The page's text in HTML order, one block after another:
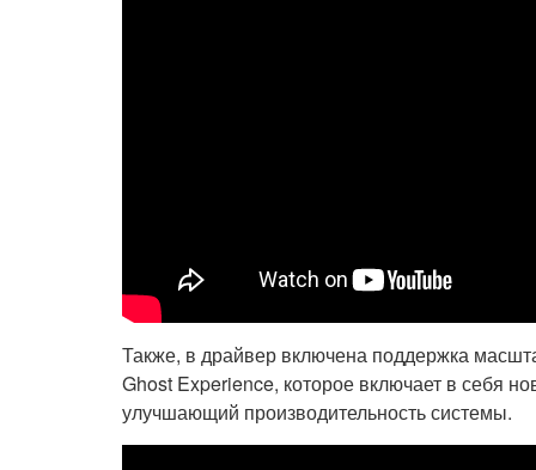
Также, в драйвер включена поддержка
Ghost Experience, которое включает в себя
улучшающий производительность системы.